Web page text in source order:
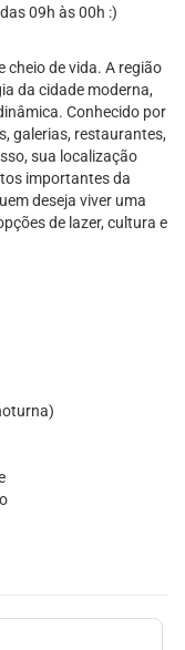
09h às 00h :)
cheio de vida. A região
da cidade moderna,
Conhecido por
galerias, restaurantes,
sua localização
importantes da
deseja viver uma
de lazer, cultura e